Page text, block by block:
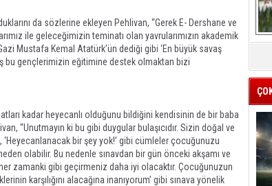
da sözlerine ekleyen Pehlivan, “Gerek E- Dershane ve
ile geleceğimizin teminatı olan yavrularımızın akademik
Mustafa Kemal Atatürk’ün dediği gibi ‘En büyük savaş
bu gençlerimizin eğitimine destek olmaktan bizi
kadar heyecanlı olduğunu bildiğini kendisinin de bir baba
“Unutmayın ki bu gibi duygular bulaşıcıdır. Sizin doğal ve
‘Heyecanlanacak bir şey yok!’ gibi cümleler çocuğunuzu
olabilir. Bu nedenle sınavdan bir gün önceki akşamı ve
zamanki gibi geçirmeniz daha iyi olacaktır. Çocuğunuzun
karşılığını alacağına inanıyorum’ gibi sınava yönelik